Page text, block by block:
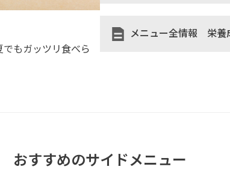
もガッツリ食べら
メニュー全情報 栄養
おすすめのサイドメニュー